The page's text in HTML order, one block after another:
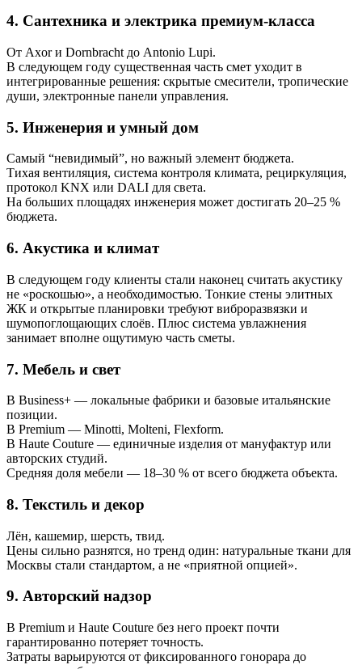
4. Сантехника и электрика премиум-класса
От Axor и Dornbracht до Antonio Lupi.
В следующем году существенная часть смет уходит в
интегрированные решения: скрытые смесители, тропические
души, электронные панели управления.
5. Инженерия и умный дом
Самый “невидимый”, но важный элемент бюджета.
Тихая вентиляция, система контроля климата, рециркуляция,
протокол KNX или DALI для света.
На больших площадях инженерия может достигать 20–25 %
бюджета.
6. Акустика и климат
В следующем году клиенты стали наконец считать акустику
не «роскошью», а необходимостью. Тонкие стены элитных
ЖК и открытые планировки требуют виброразвязки и
шумопоглощающих слоёв. Плюс система увлажнения
занимает вполне ощутимую часть сметы.
7. Мебель и свет
В Business+ — локальные фабрики и базовые итальянские
позиции.
В Premium — Minotti, Molteni, Flexform.
В Haute Couture — единичные изделия от мануфактур или
авторских студий.
Средняя доля мебели — 18–30 % от всего бюджета объекта.
8. Текстиль и декор
Лён, кашемир, шерсть, твид.
Цены сильно разнятся, но тренд один: натуральные ткани для
Москвы стали стандартом, а не «приятной опцией».
9. Авторский надзор
В Premium и Haute Couture без него проект почти
гарантированно потеряет точность.
Затраты варьируются от фиксированного гонорара до